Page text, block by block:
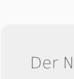
Der